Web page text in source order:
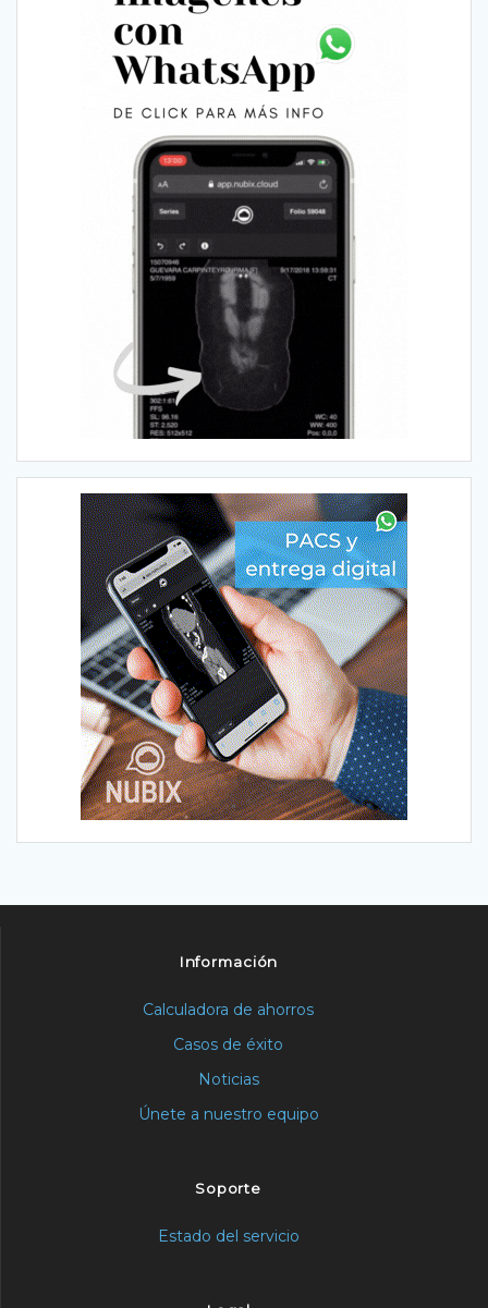
Información
Calculadora de ahorros
Casos de éxito
Noticias
Únete a nuestro equipo
Soporte
Estado del servicio